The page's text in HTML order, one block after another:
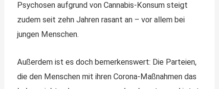
Psychosen aufgrund von Cannabis-Konsum steigt
zudem seit zehn Jahren rasant an – vor allem bei
jungen Menschen.
Außerdem ist es doch bemerkenswert: Die Parteien,
die den Menschen mit ihren Corona-Maßnahmen das